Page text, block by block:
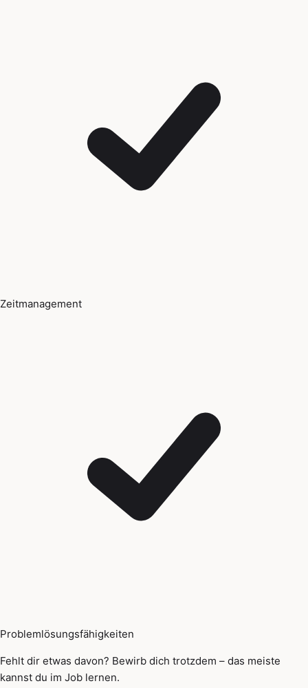
Zeitmanagement
Problemlösungsfähigkeiten
Fehlt dir etwas davon? Bewirb dich trotzdem – das meiste
kannst du im Job lernen.